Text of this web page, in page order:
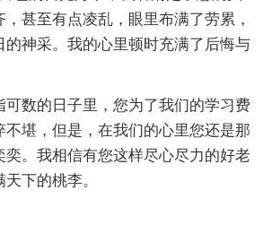
甚至有点凌乱，眼里布满了劳累，
的神采。我的心里顿时充满了后悔与
可数的日子里，您为了我们的学习费
不堪，但是，在我们的心里您还是那
奕。我相信有您这样尽心尽力的好老
下的桃李。